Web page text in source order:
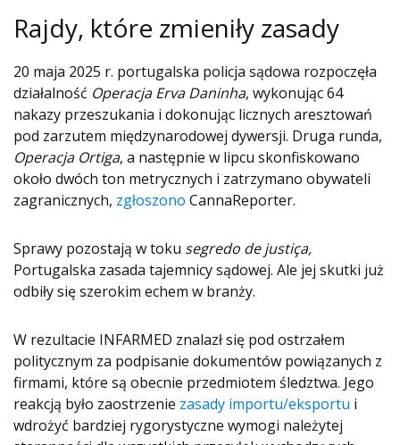
Rajdy, które zmieniły zasady
20 maja 2025 r. portugalska policja sądowa rozpoczęła
działalność Operacja Erva Daninha, wykonując 64
nakazy przeszukania i dokonując licznych aresztowań
pod zarzutem międzynarodowej dywersji. Druga runda,
Operacja Ortiga, a następnie w lipcu skonfiskowano
około dwóch ton metrycznych i zatrzymano obywateli
zagranicznych, zgłoszono CannaReporter.
Sprawy pozostają w toku segredo de justiça,
Portugalska zasada tajemnicy sądowej. Ale jej skutki już
odbiły się szerokim echem w branży.
W rezultacie INFARMED znalazł się pod ostrzałem
politycznym za podpisanie dokumentów powiązanych z
firmami, które są obecnie przedmiotem śledztwa. Jego
reakcją było zaostrzenie zasady importu/eksportu i
wdrożyć bardziej rygorystyczne wymogi należytej